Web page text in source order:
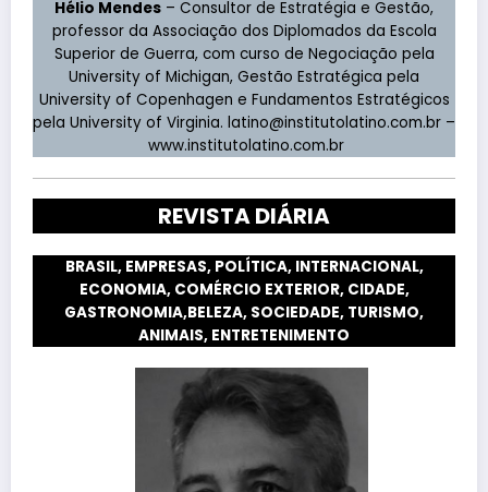
Hélio Mendes – Consultor de Estratégia e Gestão,
professor da Associação dos Diplomados da Escola
Superior de Guerra, com curso de Negociação pela
University of Michigan, Gestão Estratégica pela
University of Copenhagen e Fundamentos Estratégicos
pela University of Virginia. latino@institutolatino.com.br –
www.institutolatino.com.br
REVISTA DIÁRIA
BRASIL, EMPRESAS, POLÍTICA, INTERNACIONAL,
ECONOMIA, COMÉRCIO EXTERIOR, CIDADE,
GASTRONOMIA,BELEZA, SOCIEDADE, TURISMO,
ANIMAIS, ENTRETENIMENTO